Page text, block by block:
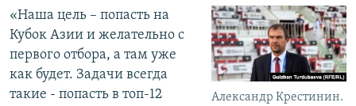
Александр Крестинин.
«Наша цель – попасть на
Кубок Азии и желательно с
первого отбора, а там уже
как будет. Задачи всегда
такие - попасть в топ-12